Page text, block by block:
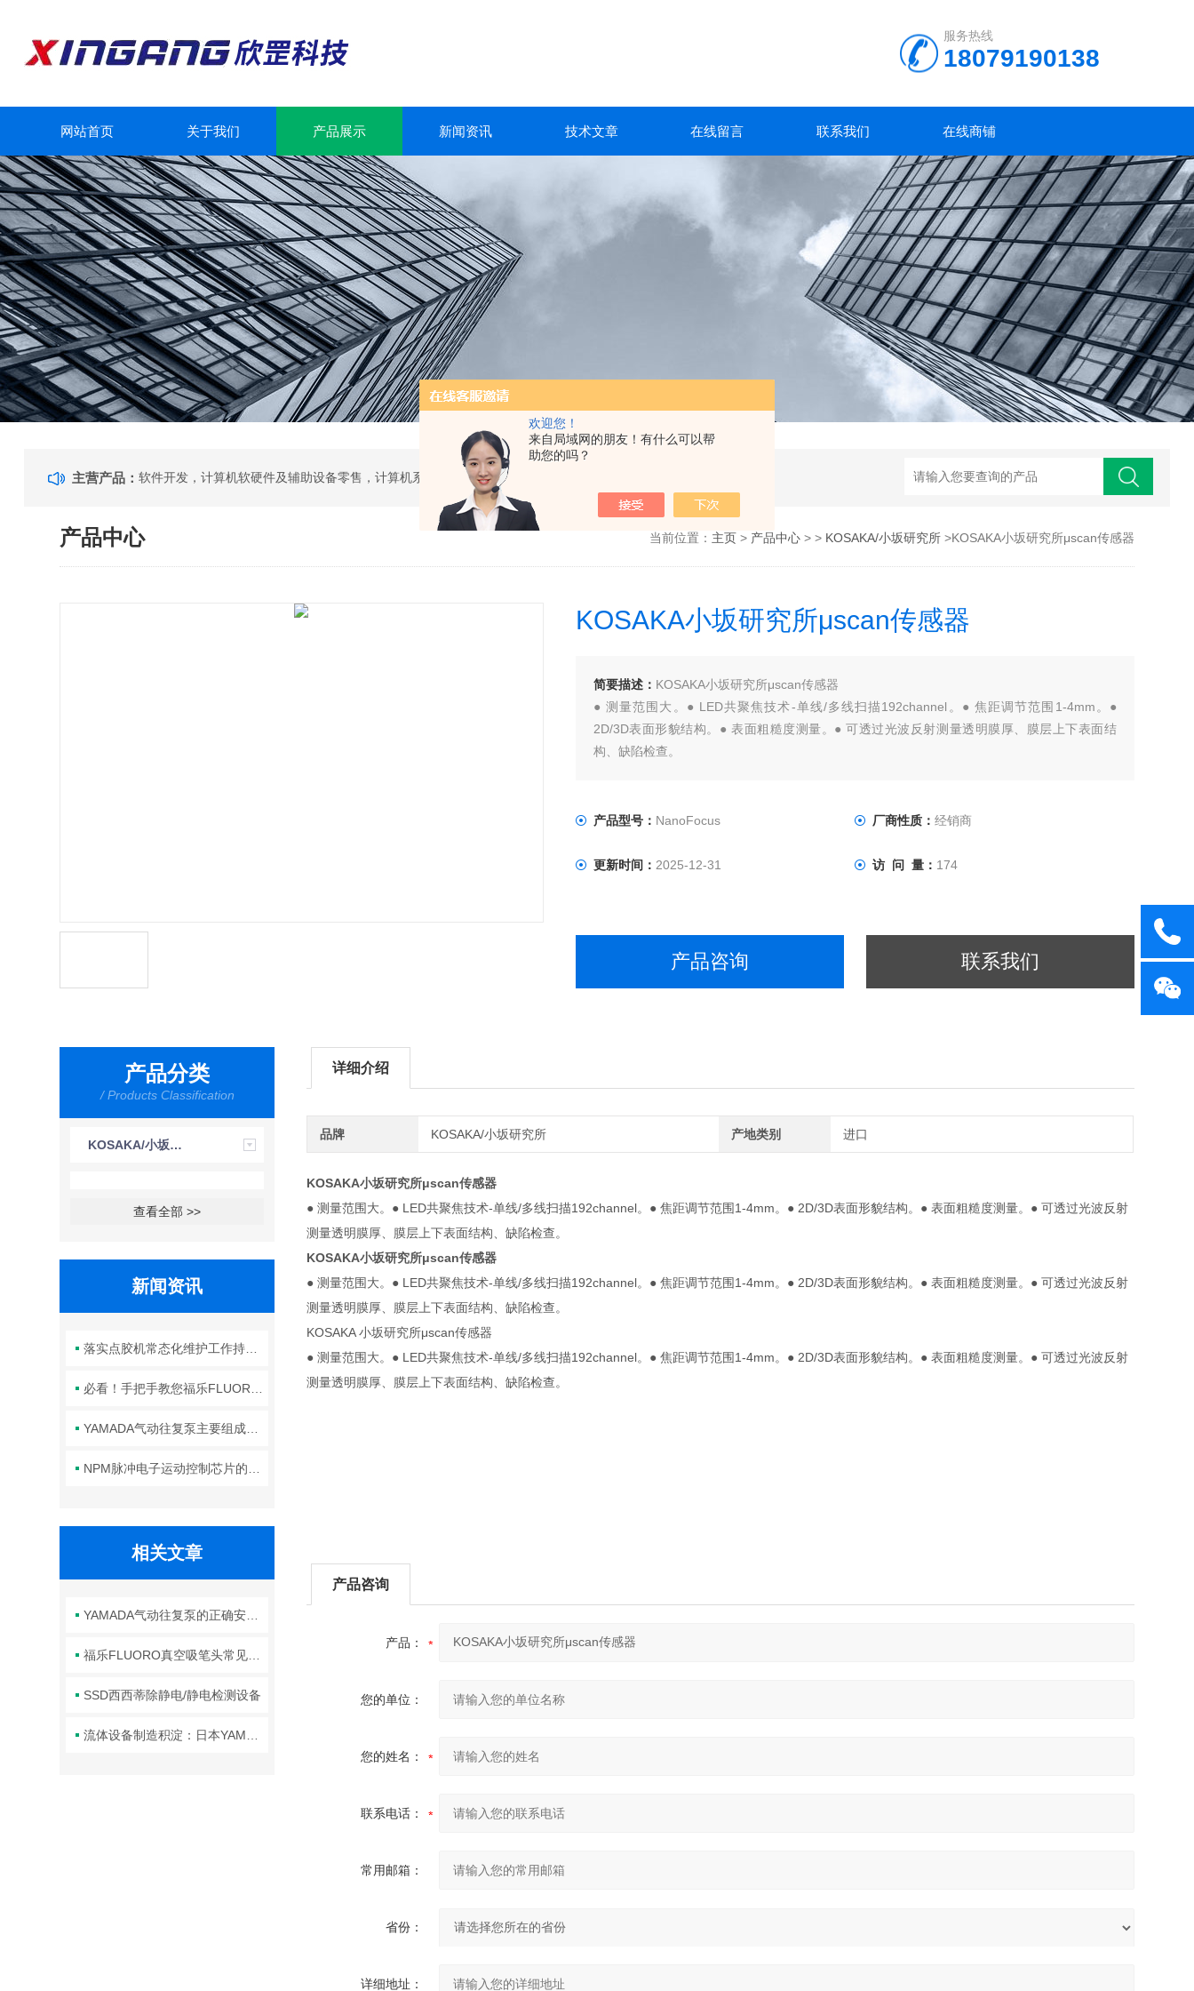
欢迎您！
来自局域网的朋友！有什么可以帮
助您的吗？
服务热线
18079190138
网站首页 关于我们 产品展示 新闻资讯 技术文章 在线留言 联系我们 在线商铺
主营产品：
产品中心 当前位置： 主页> 产品中心> > KOSAKA/小坂研究所>KOSAKA小坂研究所μscan传感器
KOSAKA小坂研究所μscan传感器
简要描述： KOSAKA小坂研究所μscan传感器
● 测量范围大。● LED共聚焦技术-单线/多线扫描192channel。● 焦距调节范围1-4mm。●
2D/3D表面形貌结构。● 表面粗糙度测量。● 可透过光波反射测量透明膜厚、膜层上下表面结
构、缺陷检查。
产品型号： NanoFocus 厂商性质：经销商
更新时间： 2025-12-31 访 问 量： 174
产品咨询 联系我们
产品分类
/ Products Classification
KOSAKA/小坂研究所
查看全部 >>
新闻资讯
相关文章
SSD西西蒂除静电/静电检测设备
详细介绍
品牌 KOSAKA/小坂研究所 产地类别 进口
KOSAKA小坂研究所μscan传感器
● 测量范围大。● LED共聚焦技术-单线/多线扫描192channel。● 焦距调节范围1-4mm。● 2D/3D表面形貌结构。● 表面粗糙度测量。● 可透过光波反射
测量透明膜厚、膜层上下表面结构、缺陷检查。
KOSAKA小坂研究所μscan传感器
● 测量范围大。● LED共聚焦技术-单线/多线扫描192channel。● 焦距调节范围1-4mm。● 2D/3D表面形貌结构。● 表面粗糙度测量。● 可透过光波反射
测量透明膜厚、膜层上下表面结构、缺陷检查。
KOSAKA 小坂研究所μscan传感器
● 测量范围大。● LED共聚焦技术-单线/多线扫描192channel。● 焦距调节范围1-4mm。● 2D/3D表面形貌结构。● 表面粗糙度测量。● 可透过光波反射
测量透明膜厚、膜层上下表面结构、缺陷检查。
产品咨询
产品：
您的单位：
您的姓名：
联系电话：
常用邮箱：
省份：
详细地址：